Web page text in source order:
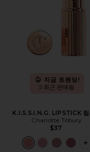
지금 트렌딩!
5 최근 판매됨
K.I.S.S.I.N.G. LIPSTICK 립
Charlotte Tilbury
$37